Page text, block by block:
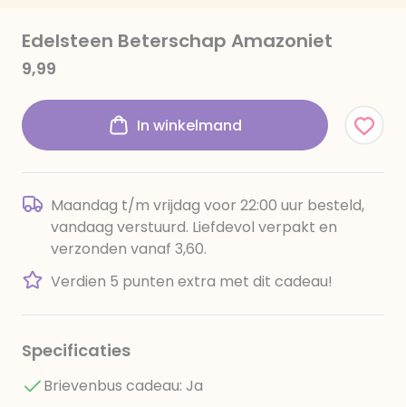
Edelsteen Beterschap Amazoniet
9,99
In winkelmand
Maandag t/m vrijdag voor 22:00 uur besteld,
vandaag verstuurd. Liefdevol verpakt en
verzonden vanaf 3,60.
Verdien 5 punten extra met dit cadeau!
Specificaties
Brievenbus cadeau: Ja